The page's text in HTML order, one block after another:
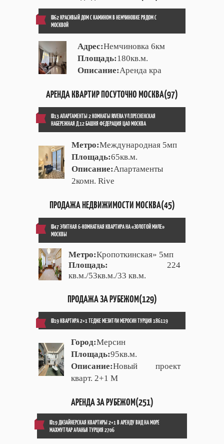
ID62 КРАСИВЫЙ ДОМ С КАМИНОМ В НЕМЧИНОВКЕ РЯДОМ С
МОСКВОЙ
Адрес:Немчиновка 6км
Площадь:180кв.м.
Описание:Аренда кра
АРЕНДА КВАРТИР ПОСУТОЧНО МОСКВА(97)
ID13 АПАРТАМЕНТЫ 2 КОМНАТЫ RIVERA УЛ.ПРЕСНЕНСКАЯ
НАБЕРЕЖНАЯ Д.12 БАШНЯ ФЕДЕРАЦИЯ ЦАО МОСКВА
Метро:Международная 5мп
Площадь:65кв.м.
Описание:Апартаменты
2комн. Rive
ПРОДАЖА НЕДВИЖИМОСТИ МОСКВА(45)
ID47 ЭЛИТНАЯ 6-КОМНАТНАЯ КВАРТИРА НА «ЗОЛОТОЙ МИЛЕ»
МОСКВЫ
Метро:Кропоткинская» 5мп
Площадь:
224
кв.м./53кв.м./33 кв.м.
ПРОДАЖА ЗА РУБЕЖОМ(129)
ID19 КВАРТИРА 2+1 ТЕДЖЕ МЕЗИТЛИ МЕРОСИН ТУРЦИЯ 186119
Город:Мерсин
Площадь:95кв.м.
Описание:Новый проект
кварт. 2+1 М
АРЕНДА ЗА РУБЕЖОМ(251)
ID19 ДИЗАЙНЕРСКАЯ КВАРТИРЫ 2+1 В АРЕНДУ ВИД НА МОРЕ
МАХМУТЛАР АЛАНЬЯ ТУРЦИЯ 2706